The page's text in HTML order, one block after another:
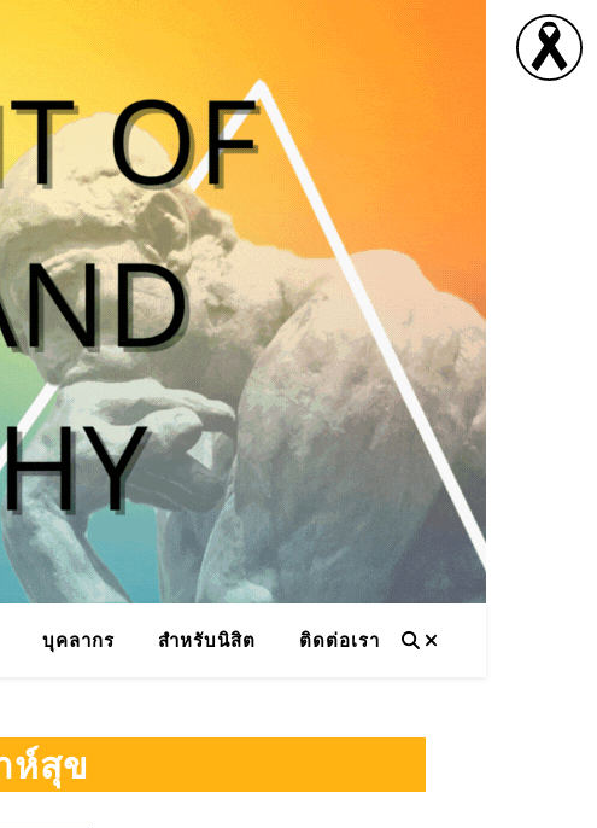
บุคลากร สำหรับนิสิต ติดต่อเรา
ห์สุข